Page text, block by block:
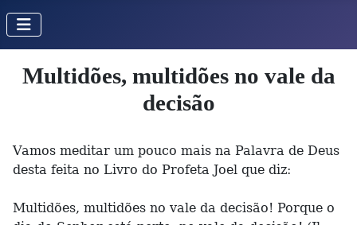
Multidões, multidões no vale da
decisão
Vamos meditar um pouco mais na Palavra de Deus
desta feita no Livro do Profeta Joel que diz:
Multidões, multidões no vale da decisão! Porque o